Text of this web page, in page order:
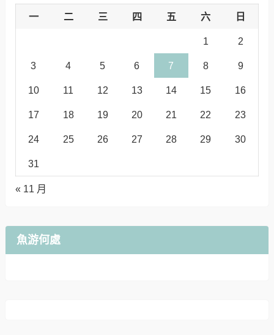
一 二 三 四 五 六 日
1 2
3 4 5 6 7 8 9
10 11 12 13 14 15 16
17 18 19 20 21 22 23
24 25 26 27 28 29 30
31
« 11 月
魚游何處